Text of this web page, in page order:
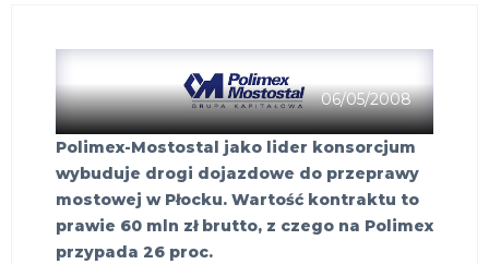
06/05/2008
Polimex-Mostostal jako lider konsorcjum
wybuduje drogi dojazdowe do przeprawy
mostowej w Płocku. Wartość kontraktu to
prawie 60 mln zł brutto, z czego na Polimex
przypada 26 proc.